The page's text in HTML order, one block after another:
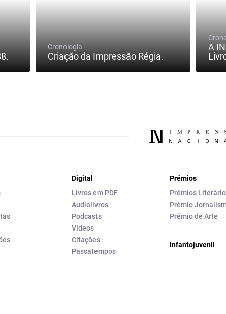
Cronologia
Criação da Impressão Régia.
A
Digital
Livros em PDF
Audiolivros
Podcasts
Vídeos
Citações
Passatempos
Prémios
Prémios
Prémio
Prémio de Arte
Infantojuvenil